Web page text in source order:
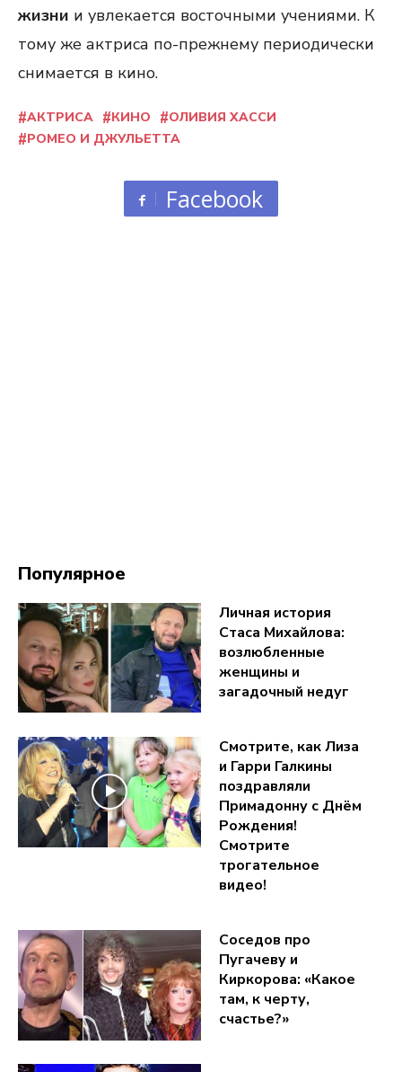
жизни и увлекается восточными учениями. К
тому же актриса по-прежнему периодически
снимается в кино.
АКТРИСА КИНО
ОЛИВИЯ ХАССИ
РОМЕО И ДЖУЛЬЕТТА
Facebook
Популярное
Личная история
Стаса Михайлова:
возлюбленные
женщины и
загадочный недуг
Смотрите, как Лиза
и Гарри Галкины
поздравляли
Примадонну с Днём
Рождения!
Смотрите
трогательное
видео!
Соседов про
Пугачеву и
Киркорова: «Какое
там, к черту,
счастье?»